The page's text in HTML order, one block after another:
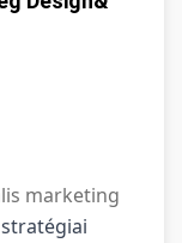
marketing